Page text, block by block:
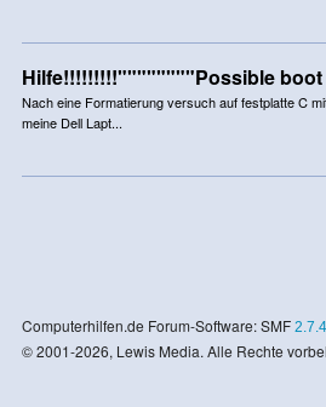
Hilfe!!!!!!!!!""""""""Possible boot
Nach eine Formatierung versuch auf festplatte C
meine Dell Lapt...
Computerhilfen.de Forum-Software: SMF 2.7.4
© 2001-2026, Lewis Media. Alle Rechte